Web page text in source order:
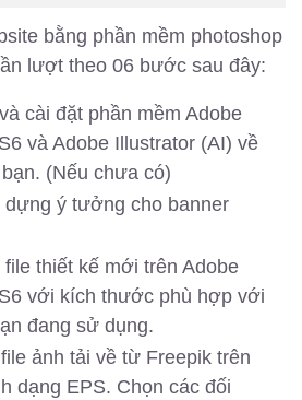
bằng phần mềm photoshop
lượt theo 06 bước sau đây:
cài đặt phần mềm Adobe
và Adobe Illustrator (AI) về
(Nếu chưa có)
dựng ý tưởng cho banner
file thiết kế mới trên Adobe
với kích thước phù hợp với
đang sử dụng.
ảnh tải về từ Freepik trên
dạng EPS. Chọn các đối